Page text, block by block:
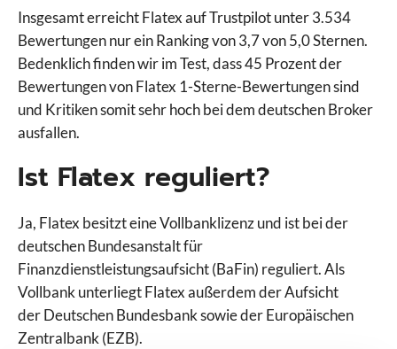
VT Markets
WH Selfinvest
XM
XTB
Insgesamt erreicht Flatex auf Trustpilot unter 3.534
Bewertungen nur ein Ranking von 3,7 von 5,0 Sternen.
Bedenklich finden wir im Test, dass 45 Prozent der
Bewertungen von Flatex 1-Sterne-Bewertungen sind
und Kritiken somit sehr hoch bei dem deutschen Broker
ausfallen.
Ist Flatex reguliert?
Ja, Flatex besitzt eine Vollbanklizenz und ist bei der
deutschen Bundesanstalt für
Finanzdienstleistungsaufsicht (BaFin) reguliert. Als
Vollbank unterliegt Flatex außerdem der Aufsicht
der Deutschen Bundesbank sowie der Europäischen
Zentralbank (EZB).